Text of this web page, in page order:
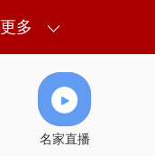
更多
名家直播